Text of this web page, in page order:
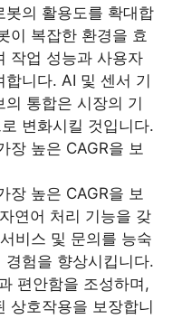
봇의 활용도를 확대합
이 복잡한 환경을 효
작업 성능과 사용자
니다. AI 및 센서 기
통합은 시장의 기
변화시킬 것입니다.
장 높은 CAGR을 보
장 높은 CAGR을 보
연어 처리 기능을 갖
비스 및 문의를 능숙
험을 향상시킵니다.
편안함을 조성하며,
상호작용을 보장합니